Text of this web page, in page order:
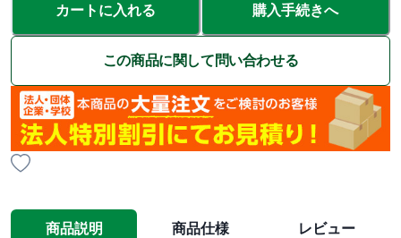
カートに入れる 購入手続きへ
この商品に関して問い合わせる
商品説明 商品仕様 レビュー